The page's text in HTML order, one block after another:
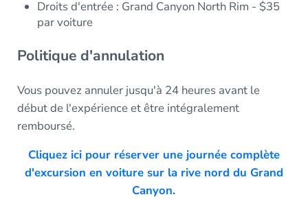
Droits d'entrée : Grand Canyon North Rim - $35
par voiture
Politique d'annulation
Vous pouvez annuler jusqu'à 24 heures avant le
début de l'expérience et être intégralement
remboursé.
Cliquez ici pour réserver une journée complète
d'excursion en voiture sur la rive nord du Grand
Canyon.